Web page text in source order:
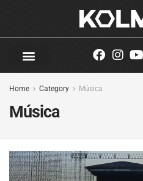
Home Category Música
Música